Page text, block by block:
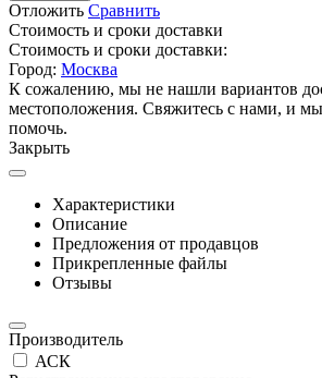
Отложить Сравнить
Стоимость и сроки доставки
Стоимость и сроки доставки:
Город: Москва
К сожалению, мы не нашли вариантов
местоположения. Свяжитесь с нами, и
помочь.
Закрыть
Характеристики
Описание
Предложения от продавцов
Прикрепленные файлы
Отзывы
Производитель
АСК